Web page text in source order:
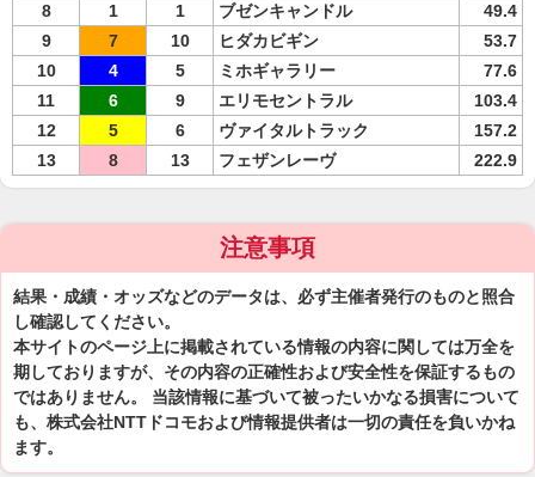
8
1 1 ブゼンキャンドル
49.4
9
7 10 ヒダカビギン
53.7
10
4 5 ミホギャラリー
77.6
11
6 9 エリモセントラル
103.4
12
5 6 ヴァイタルトラック
157.2
13
8 13 フェザンレーヴ 222.9
注意事項
結果・成績・オッズなどのデータは、必ず主催者発行のものと照合
し確認してください。
本サイトのページ上に掲載されている情報の内容に関しては万全を
期しておりますが、その内容の正確性および安全性を保証するもの
ではありません。 当該情報に基づいて被ったいかなる損害について
も、株式会社NTTドコモおよび情報提供者は一切の責任を負いかね
ます。